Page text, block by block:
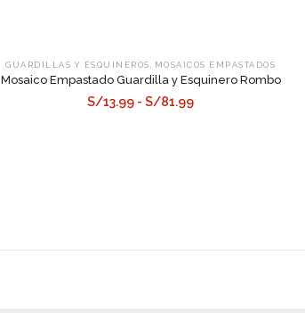
GUARDILLAS Y ESQUINEROS MOSAICOS EMPASTADOS
Mosaico Empastado Guardilla y Esquinero Rombo
S/13.99 - S/81.99